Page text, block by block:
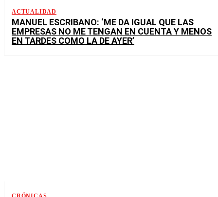
ACTUALIDAD
MANUEL ESCRIBANO: ‘ME DA IGUAL QUE LAS
EMPRESAS NO ME TENGAN EN CUENTA Y MENOS
EN TARDES COMO LA DE AYER’